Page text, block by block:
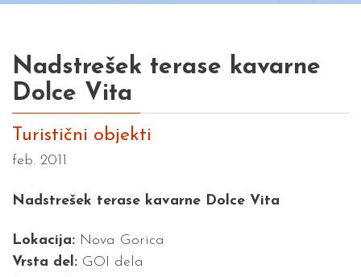
Nadstrešek terase kavarne
Dolce Vita
Turistični objekti
feb. 2011
Nadstrešek terase kavarne Dolce Vita
Lokacija: Nova Gorica
Vrsta del: GOI dela